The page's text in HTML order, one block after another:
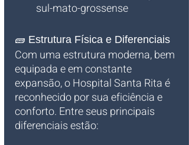
sul-mato-grossense
🧱 Estrutura Física e Diferenciais
Com uma estrutura moderna, bem
equipada e em constante
expansão, o Hospital Santa Rita é
reconhecido por sua eficiência e
conforto. Entre seus principais
diferenciais estão: